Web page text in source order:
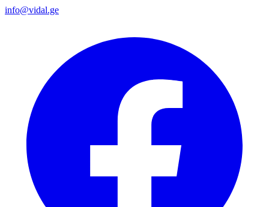
info@vidal.ge